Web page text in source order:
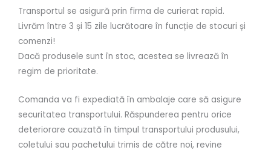
Transportul se asigură prin firma de curierat rapid.
Livrăm între 3 și 15 zile lucrătoare în funcție de stocuri și
comenzi!
Dacă produsele sunt în stoc, acestea se livrează în
regim de prioritate.
Comanda va fi expediată în ambalaje care să asigure
securitatea transportului. Răspunderea pentru orice
deteriorare cauzată în timpul transportului produsului,
coletului sau pachetului trimis de către noi, revine